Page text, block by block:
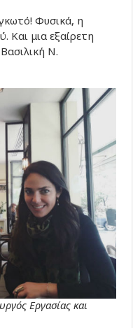
Φυσικά, η
Και μια εξαίρετη
Ν.
Εργασίας και